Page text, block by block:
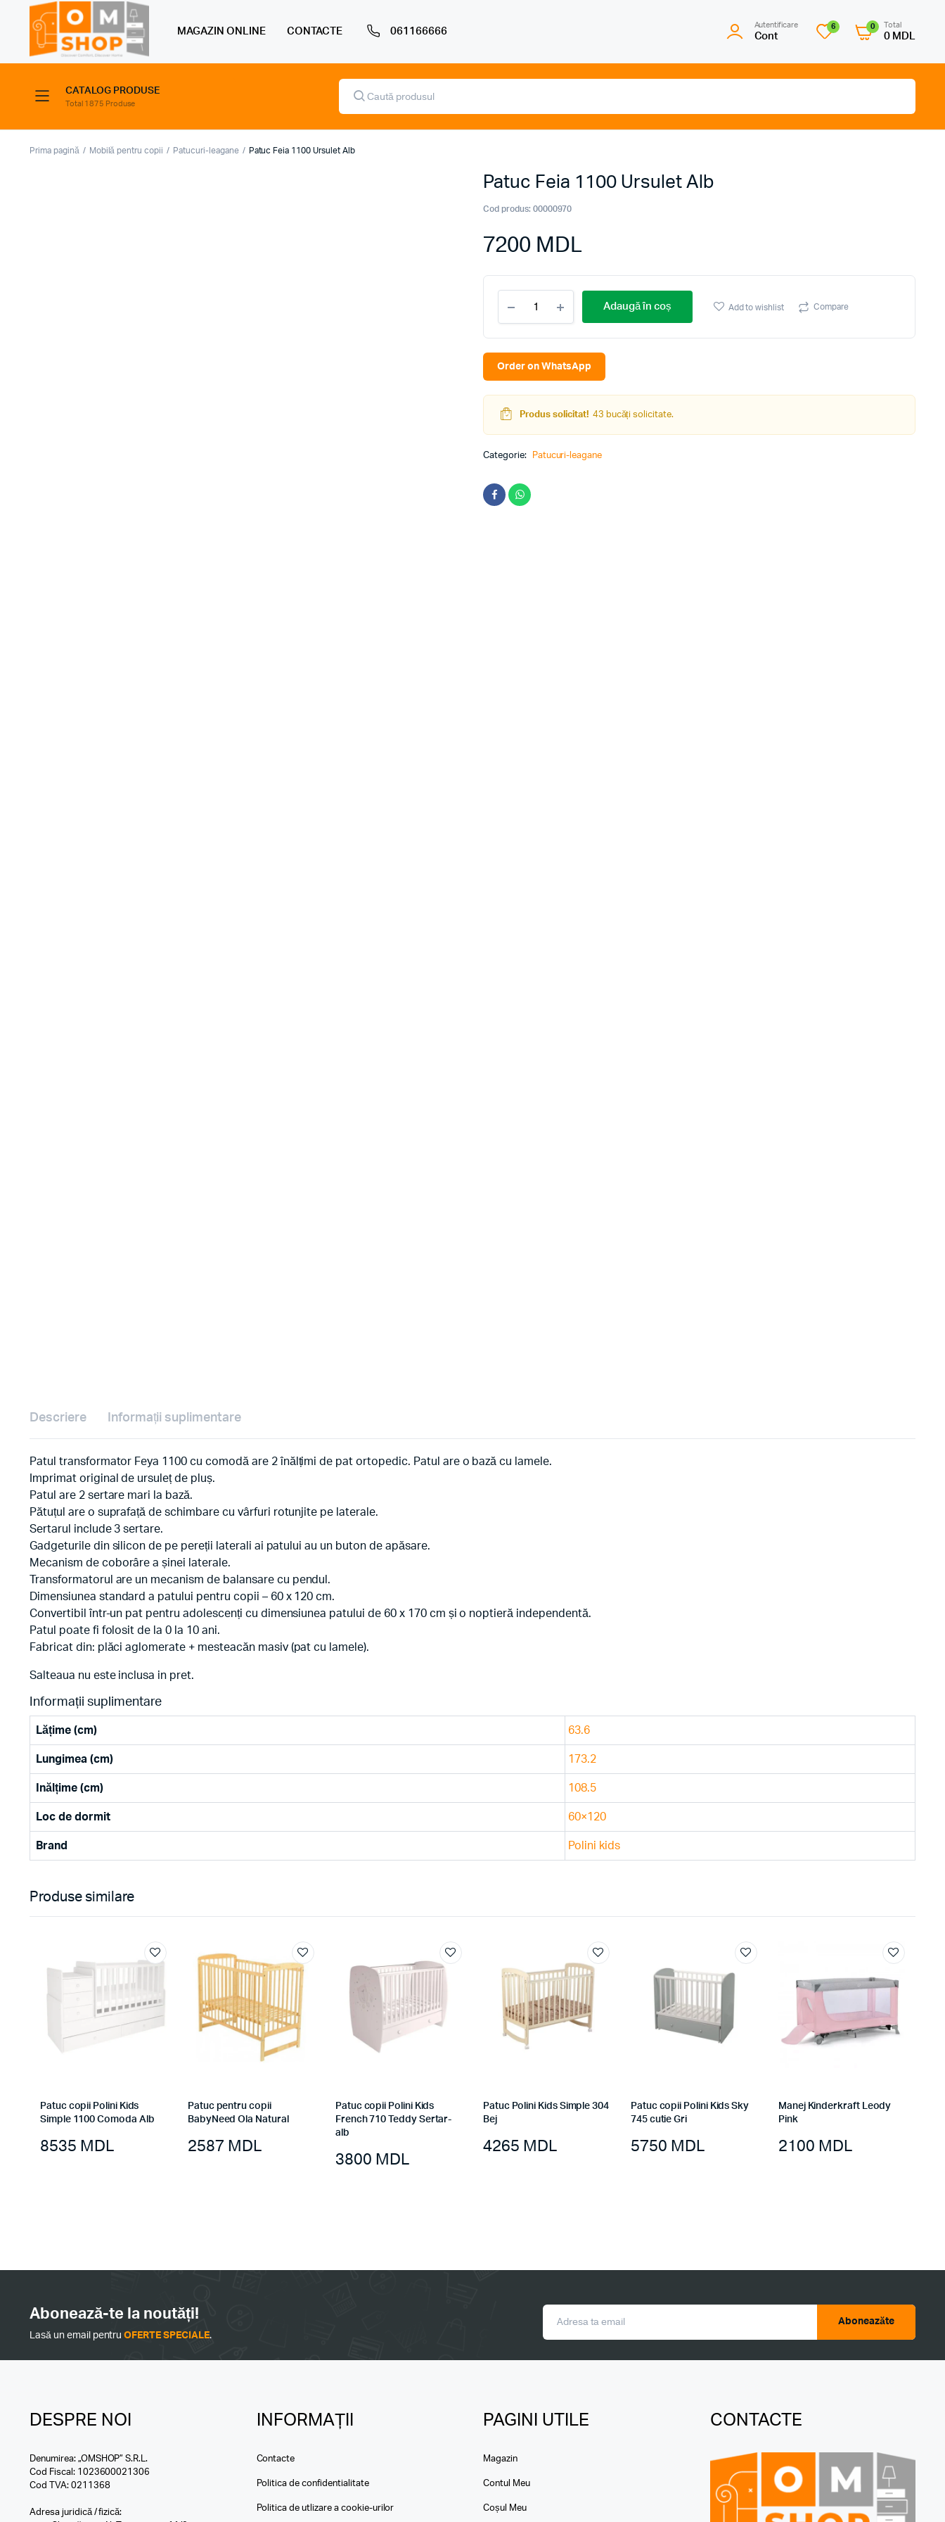
MAGAZIN ONLINE CONTACTE 061166666
Autentificare
Cont
6 0 Total
0 MDL
CATALOG PRODUSE
Total 1875 Produse
Products
search
Prima pagină Mobilă pentru copii Patucuri-leagane Patuc Feia 1100 Ursulet Alb
Patuc Feia 1100 Ursulet Alb
Cod produs: 00000970
7200 MDL
Feia
1100
Ursulet
quantity
Adaugă în coș Add to wishlist Compare
Order on WhatsApp
Produs solicitat! 43 bucăți solicitate.
Categorie: Patucuri-leagane
Descriere Informații suplimentare
Patul transformator Feya 1100 cu comodă are 2 înălțimi de pat ortopedic. Patul are o bază cu lamele.
Imprimat original de ursuleț de pluș.
Patul are 2 sertare mari la bază.
Pătuțul are o suprafață de schimbare cu vârfuri rotunjite pe laterale.
Sertarul include 3 sertare.
Gadgeturile din silicon de pe pereții laterali ai patului au un buton de apăsare.
Mecanism de coborâre a șinei laterale.
Transformatorul are un mecanism de balansare cu pendul.
Dimensiunea standard a patului pentru copii – 60 x 120 cm.
Convertibil într-un pat pentru adolescenți cu dimensiunea patului de 60 x 170 cm și o noptieră independentă.
Patul poate fi folosit de la 0 la 10 ani.
Fabricat din: plăci aglomerate + mesteacăn masiv (pat cu lamele).
Salteaua nu este inclusa in pret.
Informații suplimentare
Lățime (cm) 63.6
Lungimea (cm) 173.2
Inălțime (cm) 108.5
Loc de dormit 60×120
Brand Polini kids
Produse similare
Patuc copii Polini Kids
Simple 1100 Comoda Alb
8535 MDL
Patuc pentru copii
BabyNeed Ola Natural
2587 MDL
Patuc copii Polini Kids
French 710 Teddy Sertar-
alb
3800 MDL
Patuc Polini Kids Simple 304
Bej
4265 MDL
Patuc copii Polini Kids Sky
745 cutie Gri
5750 MDL
Manej Kinderkraft Leody
Pink
2100 MDL
Abonează-te la noutăți!
Lasă un email pentruOFERTE SPECIALE.
Aboneazăte
DESPRE NOI
Denumirea: „OMSHOP” S.R.L.
Cod Fiscal: 1023600021306
Cod TVA: 0211368
Adresa juridică / fizică:
INFORMAȚII
Contacte
Politica de confidentialitate
Politica de utlizare a cookie-urilor
PAGINI UTILE
Magazin
Contul Meu
Coșul Meu
CONTACTE